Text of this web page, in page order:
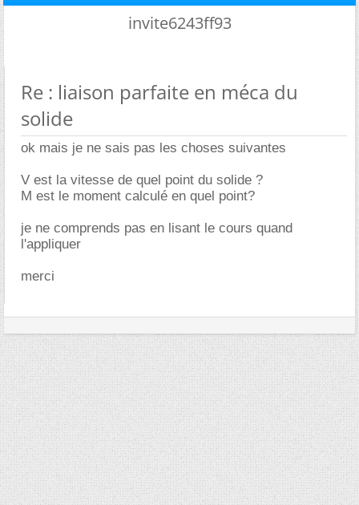
invite6243ff93
Re : liaison parfaite en méca du
solide
ok mais je ne sais pas les choses suivantes
V est la vitesse de quel point du solide ?
M est le moment calculé en quel point?
je ne comprends pas en lisant le cours quand
l'appliquer
merci